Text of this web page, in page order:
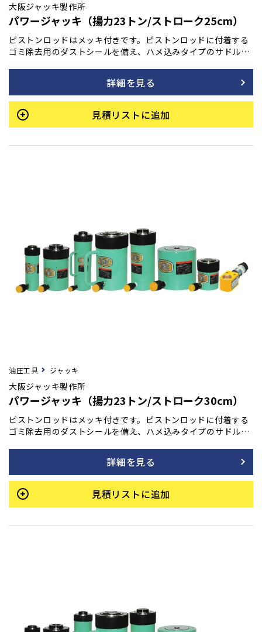
大阪ジャッキ製作所
パワージャッキ（揚力23トン/ストローク25cm）
ピストンロッドはメッキ付きです。ピストンロッドに付着する
ゴミ除去用のダストシールを備え、ハメ込みタイプのサドルを
詳細を見る
見積リストに追加
油圧工具 ジャッキ
大阪ジャッキ製作所
パワージャッキ（揚力23トン/ストローク30cm）
ピストンロッドはメッキ付きです。ピストンロッドに付着する
ゴミ除去用のダストシールを備え、ハメ込みタイプのサドルを
詳細を見る
見積リストに追加